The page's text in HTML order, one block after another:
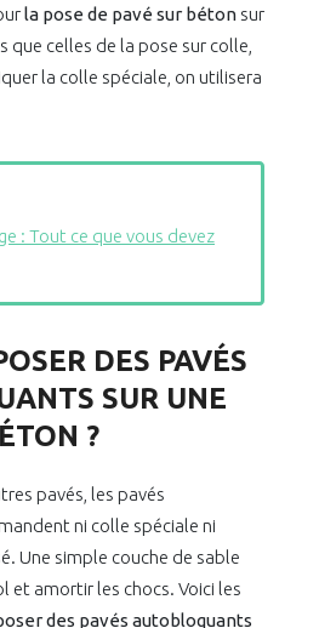
la pose de pavé sur béton sur
que celles de la pose sur colle,
la colle spéciale, on utilisera
: Tout ce que vous devez
DES PAVÉS
SUR UNE
?
pavés, les pavés
ni colle spéciale ni
Une simple couche de sable
et amortir les chocs. Voici les
des pavés autobloquants